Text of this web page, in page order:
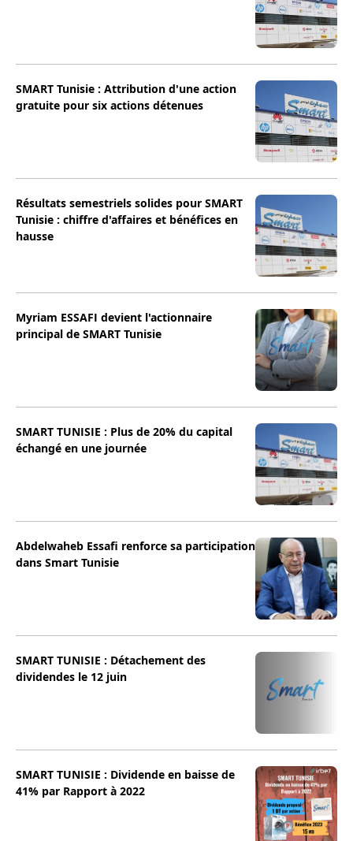
SMART Tunisie : Attribution d'une action
gratuite pour six actions détenues
Résultats semestriels solides pour SMART
Tunisie : chiffre d'affaires et bénéfices en
hausse
Myriam ESSAFI devient l'actionnaire
principal de SMART Tunisie
SMART TUNISIE : Plus de 20% du capital
échangé en une journée
Abdelwaheb Essafi renforce sa participation
dans Smart Tunisie
SMART TUNISIE : Détachement des
dividendes le 12 juin
SMART TUNISIE : Dividende en baisse de
41% par Rapport à 2022